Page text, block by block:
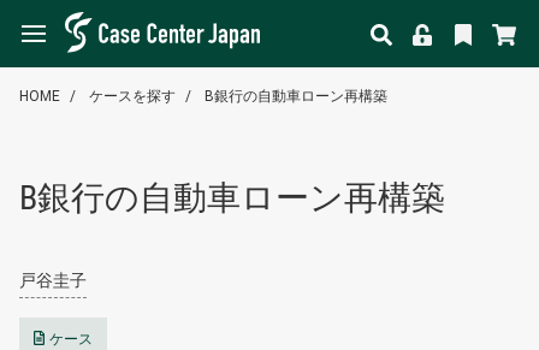
HOME ケースを探す B銀行の自動車ローン再構築
B銀行の自動車ローン再構築
戸谷圭子
ケース